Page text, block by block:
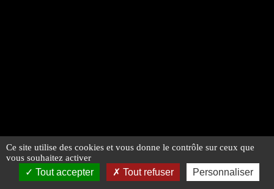
Ce site utilise des cookies et vous donne le contrôle sur ceux que
vous souhaitez activer
Tout accepter Tout refuser Personnaliser